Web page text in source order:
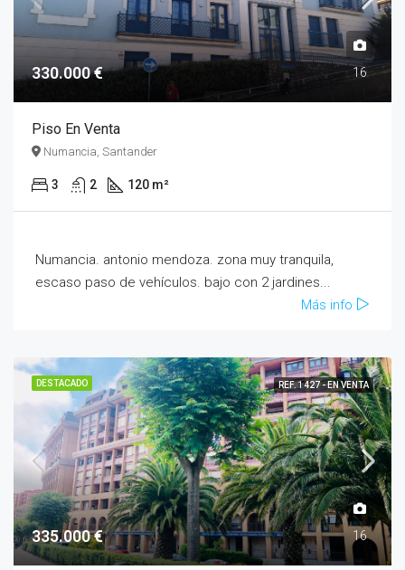
330.000 € 16
Piso En Venta
Numancia, Santander
3 2 120 m²
Numancia. antonio mendoza. zona muy tranquila,
escaso paso de vehículos. bajo con 2 jardines...
Más info
DESTACADO REF. 1427 - EN VENTA
335.000 € 16